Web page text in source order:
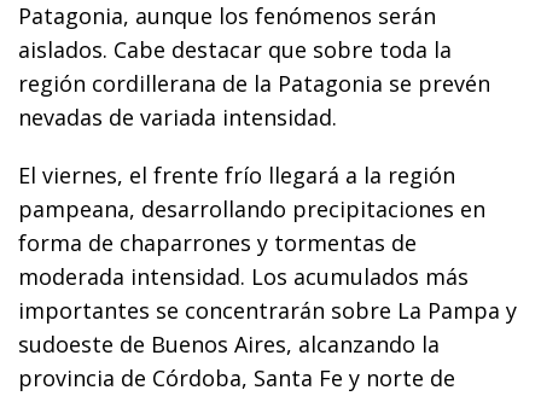
Patagonia, aunque los fenómenos serán
aislados. Cabe destacar que sobre toda la
región cordillerana de la Patagonia se prevén
nevadas de variada intensidad.
El viernes, el frente frío llegará a la región
pampeana, desarrollando precipitaciones en
forma de chaparrones y tormentas de
moderada intensidad. Los acumulados más
importantes se concentrarán sobre La Pampa y
sudoeste de Buenos Aires, alcanzando la
provincia de Córdoba, Santa Fe y norte de